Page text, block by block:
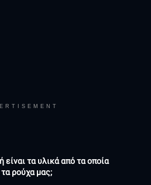
τα υλικά από τα οποία
τα ρούχα μας;